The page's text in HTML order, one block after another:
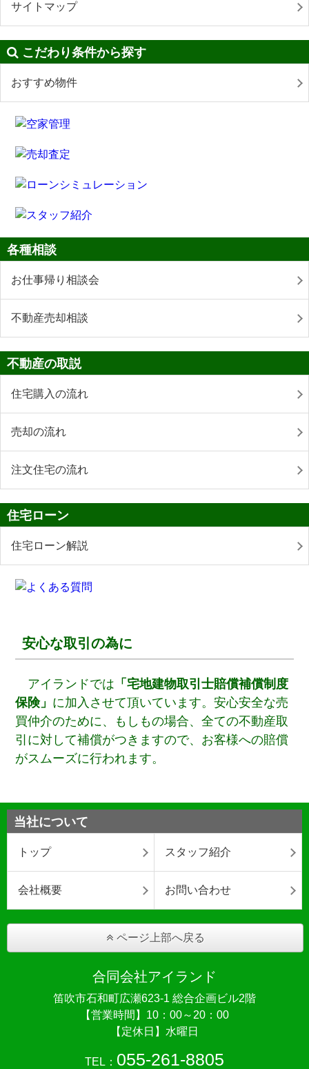
サイトマップ
こだわり条件から探す
おすすめ物件
各種相談
お仕事帰り相談会
不動産売却相談
不動産の取説
住宅購入の流れ
売却の流れ
注文住宅の流れ
住宅ローン
住宅ローン解説
安心な取引の為に
アイランドでは 「宅地建物取引士賠償補償制度
保険」 に加入させて頂いています。安心安全な売
買仲介のために、もしもの場合、全ての不動産取
引に対して補償がつきますので、お客様への賠償
がスムーズに行われます。
当社について
トップ スタッフ紹介
会社概要 お問い合わせ
ページ上部へ戻る
合同会社アイランド
笛吹市石和町広瀬623-1 総合企画ビル2階
【営業時間】10：00～20：00
【定休日】水曜日
TEL： 055-261-8805